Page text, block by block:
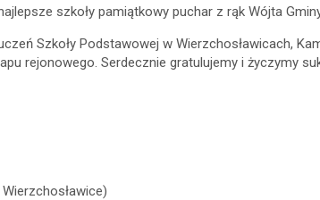
szkoły pamiątkowy puchar z rąk Wójta
Szkoły Podstawowej w Wierzchosławicach,
rejonowego. Serdecznie gratulujemy i życzymy